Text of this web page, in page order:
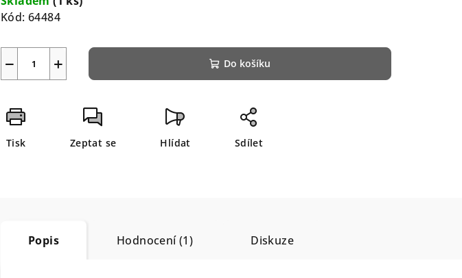
Kód: 64484
+
− Do košíku
Tisk Zeptat se Hlídat Sdílet
Popis Hodnocení (1) Diskuze